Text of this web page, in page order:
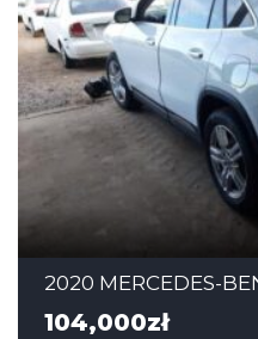
2020 MERCEDES-
104,000zł